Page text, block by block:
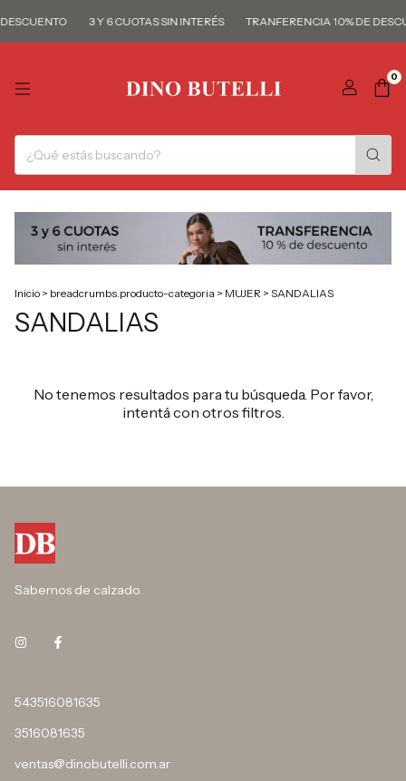
3 Y 6 CUOTAS SIN INTERÉS TRANFERENCIA 10% DE
0
Inicio > breadcrumbs.producto-categoria > MUJER > SANDALIAS
SANDALIAS
No tenemos resultados para tu búsqueda. Por favor,
intentá con otros filtros.
Sabemos de calzado.
543516081635
3516081635
ventas@dinobutelli.com.ar